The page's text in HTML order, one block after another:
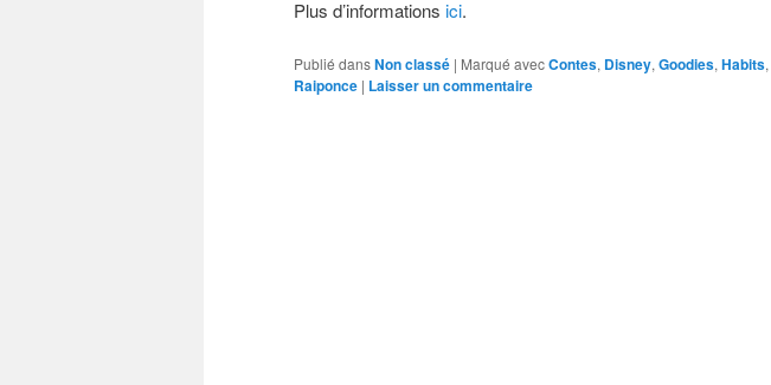
Plus d’informations ici.
Publié dansNon classé | Marqué avecContes, Disney, Goodies, Habits,
Raiponce | Laisser un commentaire